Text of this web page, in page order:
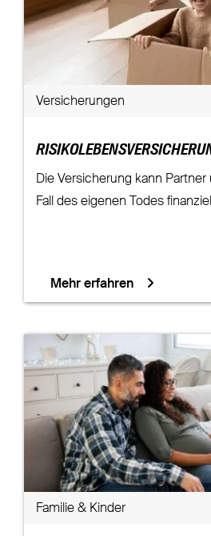
Versicherungen
Die Versicherung kann Partner
Fall des eigenen Todes
Mehr erfahren
Familie & Kinder